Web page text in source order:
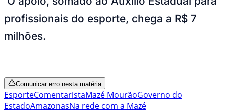
profissionais do esporte, chega a R$ 7
milhões.
Comunicar erro nesta matéria
EsporteComentaristaMazé MourãoGoverno do
EstadoAmazonasNa rede com a Mazé